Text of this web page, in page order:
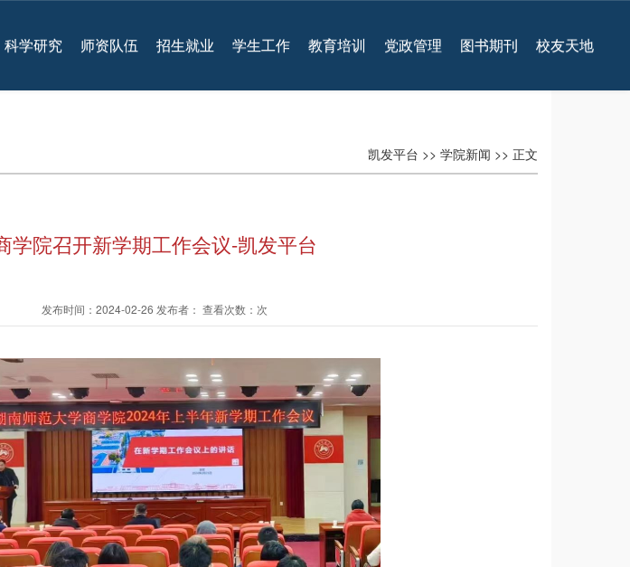
科学研究 师资队伍 招生就业 学生工作 教育培训 党政管理 图书期刊 校友天地
凯发平台 >> 学院新闻 >> 正文
学院召开新学期工作会议-凯发平台
发布时间：2024-02-26 发布者： 查看次数：次